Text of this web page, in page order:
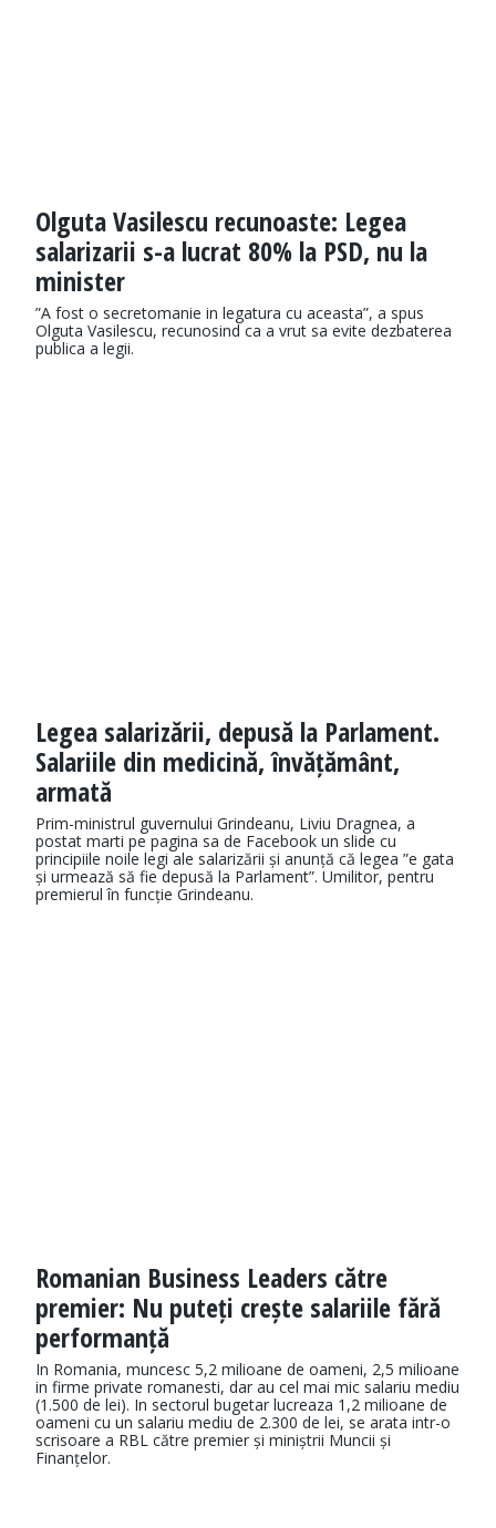
Olguta Vasilescu recunoaste: Legea
salarizarii s-a lucrat 80% la PSD, nu la
minister
”A fost o secretomanie in legatura cu aceasta”, a spus
Olguta Vasilescu, recunosind ca a vrut sa evite dezbaterea
publica a legii.
Legea salarizării, depusă la Parlament.
Salariile din medicină, învățământ,
armată
Prim-ministrul guvernului Grindeanu, Liviu Dragnea, a
postat marti pe pagina sa de Facebook un slide cu
principiile noile legi ale salarizării și anunță că legea ”e gata
și urmează să fie depusă la Parlament”. Umilitor, pentru
premierul în funcție Grindeanu.
Romanian Business Leaders către
premier: Nu puteți crește salariile fără
performanță
In Romania, muncesc 5,2 milioane de oameni, 2,5 milioane
in firme private romanesti, dar au cel mai mic salariu mediu
(1.500 de lei). In sectorul bugetar lucreaza 1,2 milioane de
oameni cu un salariu mediu de 2.300 de lei, se arata intr-o
scrisoare a RBL către premier și miniștrii Muncii și
Finanțelor.